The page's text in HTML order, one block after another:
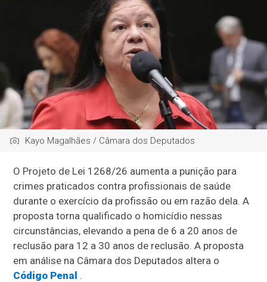
Kayo Magalhães / Câmara dos Deputados
O Projeto de Lei 1268/26 aumenta a punição para
crimes praticados contra profissionais de saúde
durante o exercício da profissão ou em razão dela. A
proposta torna qualificado o homicídio nessas
circunstâncias, elevando a pena de 6 a 20 anos de
reclusão para 12 a 30 anos de reclusão. A proposta
em análise na Câmara dos Deputados altera o
Código Penal .